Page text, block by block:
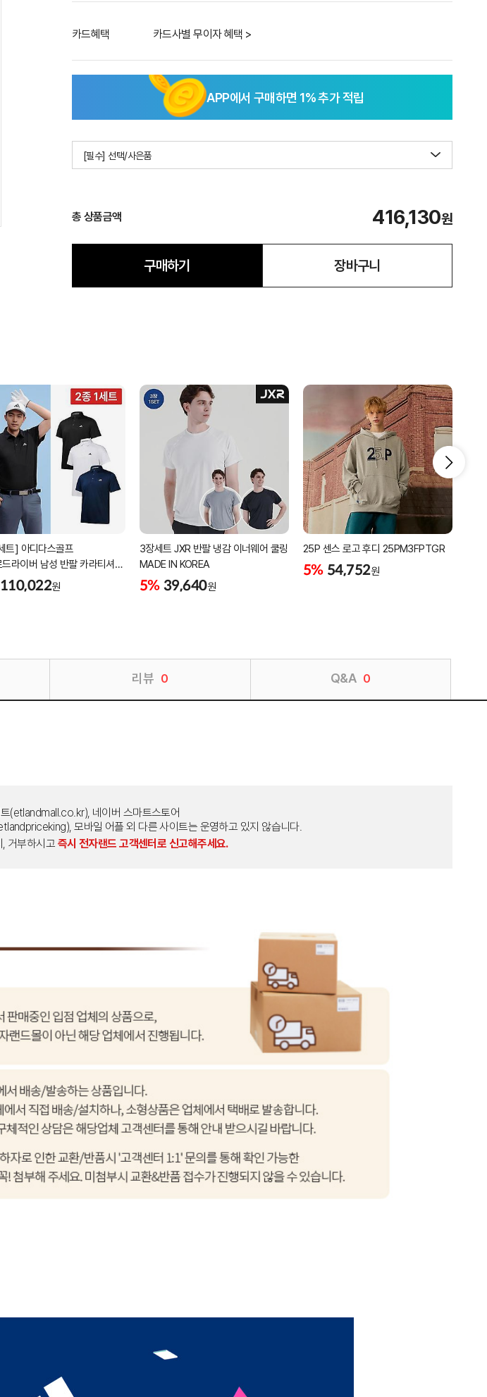
카드혜택 카드사별 무이자 혜택 >
APP에서 구매하면 1% 추가 적립
[필수] 선택/사은품
총 상품금액 416,130원
구매하기 장바구니
트] 아디다스골프
드라이버 남성 반팔 카라티셔츠
프웨어 JE8325 JG1312
110,022원
3장세트 JXR 반팔 냉감 이너웨어 쿨링
MADE IN KOREA
5% 39,640원
25P 센스 로고 후디 25PM3FPTGR
5% 54,752원
리뷰 0 Q&A 0
(etlandmall.co.kr), 네이버 스마트스토어
모바일 어플 외 다른 사이트는 운영하고 있지 않습니다.
거부하시고 즉시 전자랜드 고객센터로 신고해주세요.